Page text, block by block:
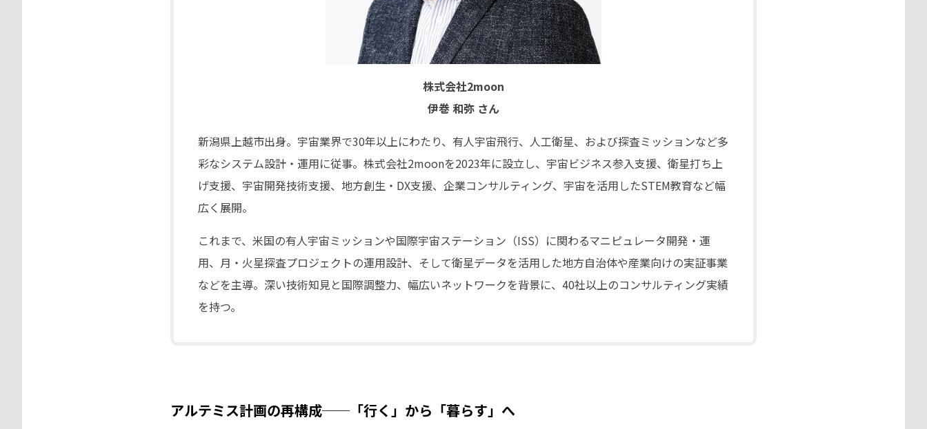
株式会社2moon
伊巻 和弥 さん
新潟県上越市出身。宇宙業界で30年以上にわたり、有人宇宙飛行、人工衛星、および探査ミッションなど多
彩なシステム設計・運用に従事。株式会社2moonを2023年に設立し、宇宙ビジネス参入支援、衛星打ち上
げ支援、宇宙開発技術支援、地方創生・DX支援、企業コンサルティング、宇宙を活用したSTEM教育など幅
広く展開。
これまで、米国の有人宇宙ミッションや国際宇宙ステーション（ISS）に関わるマニピュレータ開発・運
用、月・火星探査プロジェクトの運用設計、そして衛星データを活用した地方自治体や産業向けの実証事業
などを主導。深い技術知見と国際調整力、幅広いネットワークを背景に、40社以上のコンサルティング実績
を持つ。
アルテミス計画の再構成──「行く」から「暮らす」へ